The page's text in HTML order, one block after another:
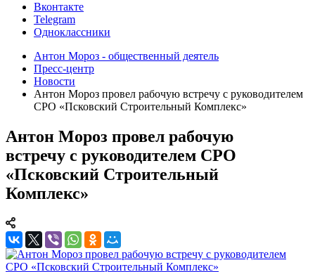
Вконтакте
Telegram
Одноклассники
Антон Мороз - общественный деятель
Пресс-центр
Новости
Антон Мороз провел рабочую встречу с руководителем
СРО «Псковский Строительный Комплекс»
Антон Мороз провел рабочую
встречу с руководителем СРО
«Псковский Строительный
Комплекс»